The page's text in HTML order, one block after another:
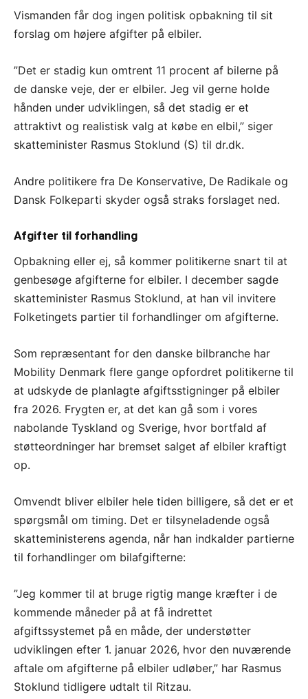
Vismanden får dog ingen politisk opbakning til sit
forslag om højere afgifter på elbiler.
”Det er stadig kun omtrent 11 procent af bilerne på
de danske veje, der er elbiler. Jeg vil gerne holde
hånden under udviklingen, så det stadig er et
attraktivt og realistisk valg at købe en elbil,” siger
skatteminister Rasmus Stoklund (S) til dr.dk.
Andre politikere fra De Konservative, De Radikale og
Dansk Folkeparti skyder også straks forslaget ned.
Afgifter til forhandling
Opbakning eller ej, så kommer politikerne snart til at
genbesøge afgifterne for elbiler. I december sagde
skatteminister Rasmus Stoklund, at han vil invitere
Folketingets partier til forhandlinger om afgifterne.
Som repræsentant for den danske bilbranche har
Mobility Denmark flere gange opfordret politikerne til
at udskyde de planlagte afgiftsstigninger på elbiler
fra 2026. Frygten er, at det kan gå som i vores
nabolande Tyskland og Sverige, hvor bortfald af
støtteordninger har bremset salget af elbiler kraftigt
op.
Omvendt bliver elbiler hele tiden billigere, så det er et
spørgsmål om timing. Det er tilsyneladende også
skatteministerens agenda, når han indkalder partierne
til forhandlinger om bilafgifterne:
”Jeg kommer til at bruge rigtig mange kræfter i de
kommende måneder på at få indrettet
afgiftssystemet på en måde, der understøtter
udviklingen efter 1. januar 2026, hvor den nuværende
aftale om afgifterne på elbiler udløber,” har Rasmus
Stoklund tidligere udtalt til Ritzau.